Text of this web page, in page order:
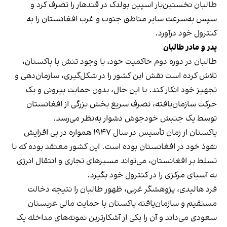
طالبان نخستین‌بار اسپین بولدک در قندهار را تصرف کرد و
سپس به‌سرعت سایر مناطق جنوب و غرب افغانستان را به
کنترول خود درآورد.
پدر و مادر طالبان
طالبان در دوره دوم حاکمیت خود، با وجود تنش با پاکستان،
تلاش کرده است نقش این کشور را در شکل‌گیری، سازمان‌دهی و
تجهیز خود انکار کند. با این حال، بدون حمایت بیرونی و یک
حرکت سازمان‌یافته، تصرف سریع بخش بزرگی از افغانستان
توسط یک جنبش خودجوش دشوار به‌نظر می‌رسد.
پاکستان از زمان تأسیس در سال ۱۹۴۷ همواره در پی افزایش
نفوذ خود در افغانستان بوده است. این کشور معتقد بوده که با
تسلط بر افغانستان، می‌تواند مسیرهای تجاری و انتقال انرژی
به آسیای مرکزی را در کنترول خود بگیرد.
فرد هالیدی، پژوهشگر غربی، ظهور طالبان را نتیجه دخالت
مستقیم و سازمان‌یافته پاکستان با حمایت مالی عربستان
سعودی می‌داند و آن را یکی از آشکارترین نمونه‌های مداخله یک